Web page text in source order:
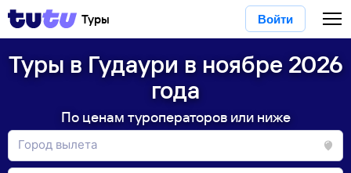
Туры Войти
Туры в Гудаури в ноябре 2026
года
По ценам туроператоров или ниже